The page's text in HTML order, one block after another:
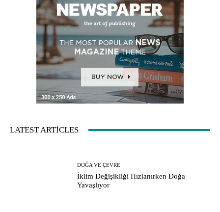
LATEST ARTICLES
DOĞA VE ÇEVRE
İklim Değişikliği Hızlanırken Doğa
Yavaşlıyor